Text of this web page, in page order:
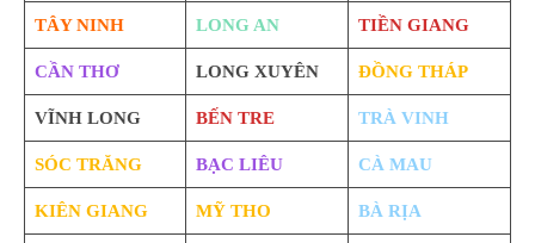
TÂY NINH LONG AN TIỀN GIANG
CẦN THƠ LONG XUYÊN ĐỒNG THÁP
VĨNH LONG BẾN TRE TRÀ VINH
SÓC TRĂNG BẠC LIÊU CÀ MAU
KIÊN GIANG MỸ THO BÀ RỊA